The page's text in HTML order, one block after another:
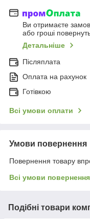
Ви отримаєте
або гроші
Детальніше
Післяплата
Оплата на рахунок
Готівкою
Всі умови оплати
Умови повернення
Повернення товару
Всі умови повернення
Подібні товари